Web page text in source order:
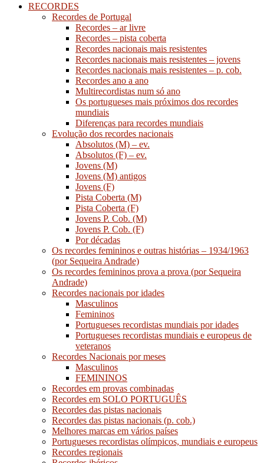
RECORDES
Recordes de Portugal
Recordes – ar livre
Recordes – pista coberta
Recordes nacionais mais resistentes
Recordes nacionais mais resistentes – jovens
Recordes nacionais mais resistentes – p. cob.
Recordes ano a ano
Multirecordistas num só ano
Os portugueses mais próximos dos recordes
mundiais
Diferenças para recordes mundiais
Evolução dos recordes nacionais
Absolutos (M) – ev.
Absolutos (F) – ev.
Jovens (M)
Jovens (M) antigos
Jovens (F)
Pista Coberta (M)
Pista Coberta (F)
Jovens P. Cob. (M)
Jovens P. Cob. (F)
Por décadas
Os recordes femininos e outras histórias – 1934/1963
(por Sequeira Andrade)
Os recordes femininos prova a prova (por Sequeira
Andrade)
Recordes nacionais por idades
Masculinos
Femininos
Portugueses recordistas mundiais por idades
Portugueses recordistas mundiais e europeus de
veteranos
Recordes Nacionais por meses
Masculinos
FEMININOS
Recordes em provas combinadas
Recordes em SOLO PORTUGUÊS
Recordes das pistas nacionais
Recordes das pistas nacionais (p. cob.)
Melhores marcas em vários países
Portugueses recordistas olímpicos, mundiais e europeus
Recordes regionais